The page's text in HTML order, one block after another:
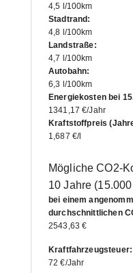
4,5 l/100km
Stadtrand:
4,8 l/100km
Landstraße:
4,7 l/100km
Autobahn:
6,3 l/100km
Energiekosten bei
1341,17 €/Jahr
Kraftstoffpreis
1,687 €/l
Mögliche CO2-
10 Jahre
bei einem
durchschnittlichen
2543,63 €
Kraftfahrzeugsteuer
72 €/Jahr